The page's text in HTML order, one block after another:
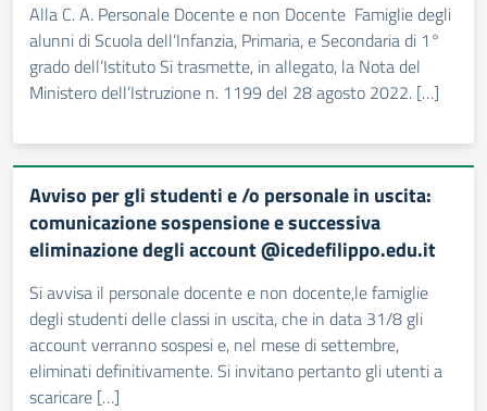
Alla C. A. Personale Docente e non Docente Famiglie degli
alunni di Scuola dell’Infanzia, Primaria, e Secondaria di 1°
grado dell’Istituto Si trasmette, in allegato, la Nota del
Ministero dell’Istruzione n. 1199 del 28 agosto 2022. […]
Avviso per gli studenti e /o personale in uscita:
comunicazione sospensione e successiva
eliminazione degli account @icedefilippo.edu.it
Si avvisa il personale docente e non docente,le famiglie
degli studenti delle classi in uscita, che in data 31/8 gli
account verranno sospesi e, nel mese di settembre,
eliminati definitivamente. Si invitano pertanto gli utenti a
scaricare […]